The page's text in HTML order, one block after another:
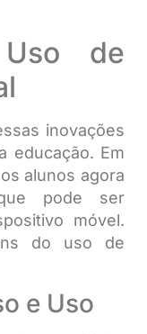
de
inovações
educação. Em
alunos agora
pode ser
móvel.
do uso de
e Uso